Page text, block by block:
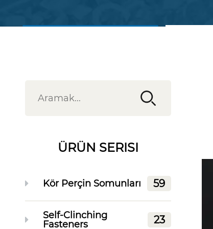
ÜRÜN SERISI
Kör Perçin Somunları 59
Self-Clinching
Fasteners
23